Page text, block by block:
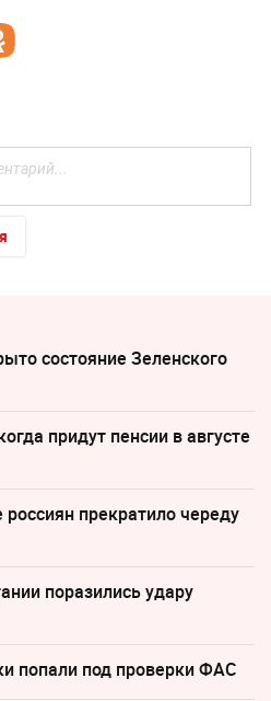
состояние Зеленского
придут пенсии в августе
прекратило череду
поразились удару
попали под проверки ФАС